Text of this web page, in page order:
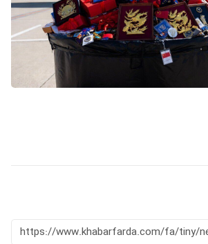
https://www.khabarfarda.com/fa/tiny/